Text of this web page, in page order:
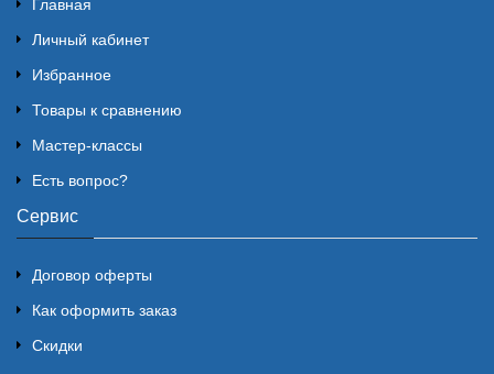
Главная
Личный кабинет
Избранное
Товары к сравнению
Мастер-классы
Есть вопрос?
Сервис
Договор оферты
Как оформить заказ
Скидки